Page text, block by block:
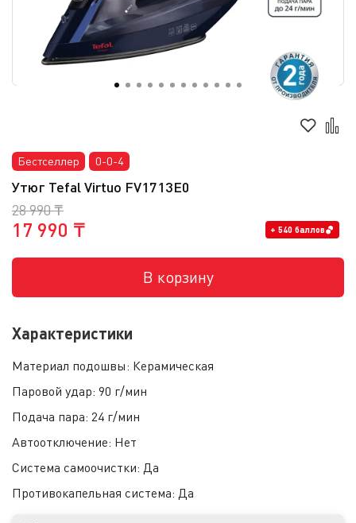
Бестселлер 0-0-4
Утюг Tefal Virtuo FV1713E0
28 990 ₸
17 990 ₸ + 540 баллов
В корзину
Характеристики
Материал подошвы: Керамическая
Паровой удар: 90 г/мин
Подача пара: 24 г/мин
Автоотключение: Нет
Система самоочистки: Да
Противокапельная система: Да